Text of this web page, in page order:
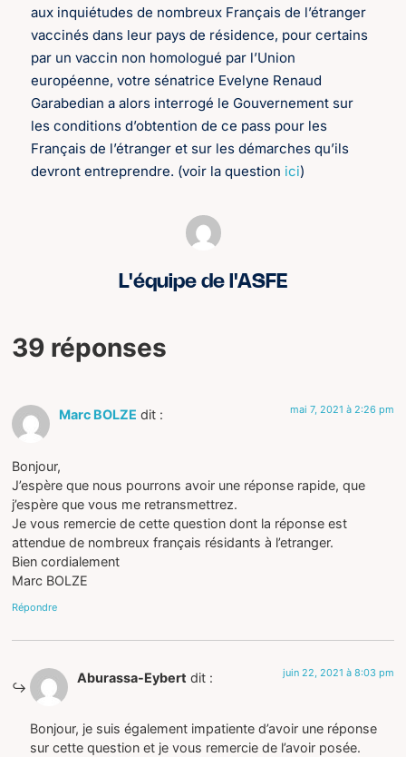
aux inquiétudes de nombreux Français de l’étranger
vaccinés dans leur pays de résidence, pour certains
par un vaccin non homologué par l’Union
européenne, votre sénatrice Evelyne Renaud
Garabedian a alors interrogé le Gouvernement sur
les conditions d’obtention de ce pass pour les
Français de l’étranger et sur les démarches qu’ils
devront entreprendre. (voir la question ici)
L'équipe de l'ASFE
39 réponses
Marc BOLZE dit : mai 7, 2021 à 2:26 pm
Bonjour,
J’espère que nous pourrons avoir une réponse rapide, que
j’espère que vous me retransmettrez.
Je vous remercie de cette question dont la réponse est
attendue de nombreux français résidants à l’etranger.
Bien cordialement
Marc BOLZE
Répondre
Aburassa-Eybert dit : juin 22, 2021 à 8:03 pm
Bonjour, je suis également impatiente d’avoir une réponse
sur cette question et je vous remercie de l’avoir posée.